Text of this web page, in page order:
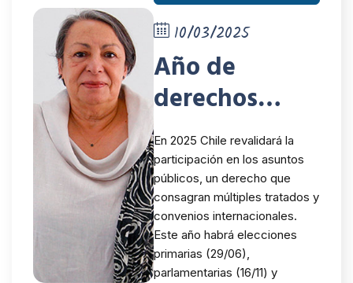
10/03/2025
Año de
derechos
políticos y
electorales
En 2025 Chile revalidará la
participación en los asuntos
públicos, un derecho que
consagran múltiples tratados y
convenios internacionales.
Este año habrá elecciones
primarias (29/06),
parlamentarias (16/11) y